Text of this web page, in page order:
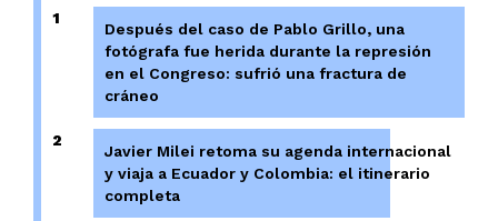
1
Después del caso de Pablo Grillo, una
fotógrafa fue herida durante la represión
en el Congreso: sufrió una fractura de
cráneo
2
Javier Milei retoma su agenda internacional
y viaja a Ecuador y Colombia: el itinerario
completa